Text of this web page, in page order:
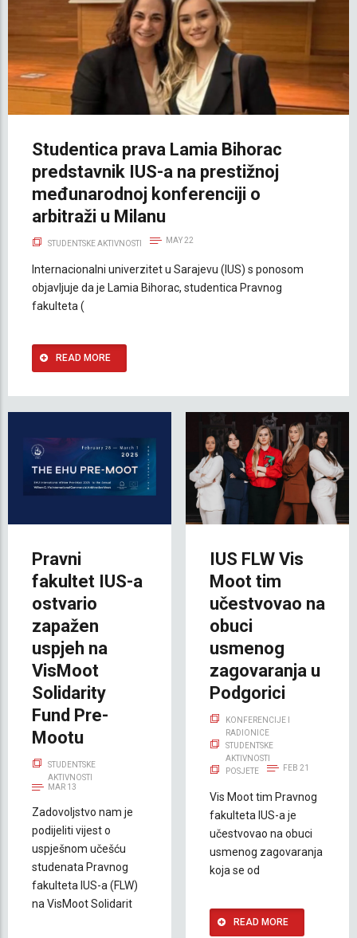
Studentica prava Lamia Bihorac
predstavnik IUS-a na prestižnoj
međunarodnoj konferenciji o
arbitraži u Milanu
STUDENTSKE AKTIVNOSTI MAY 22
Internacionalni univerzitet u Sarajevu (IUS) s ponosom
objavljuje da je Lamia Bihorac, studentica Pravnog
fakulteta (
READ MORE
Pravni
fakultet IUS-a
ostvario
zapažen
uspjeh na
VisMoot
Solidarity
Fund Pre-
Mootu
STUDENTSKE
AKTIVNOSTI
MAR 13
Zadovoljstvo nam je
podijeliti vijest o
uspješnom učešću
studenata Pravnog
fakulteta IUS-a (FLW)
na VisMoot Solidarit
IUS FLW Vis
Moot tim
učestvovao na
obuci
usmenog
zagovaranja u
Podgorici
KONFERENCIJE I
RADIONICE
STUDENTSKE
AKTIVNOSTI
POSJETE
FEB 21
Vis Moot tim Pravnog
fakulteta IUS-a je
učestvovao na obuci
usmenog zagovaranja
koja se od
READ MORE